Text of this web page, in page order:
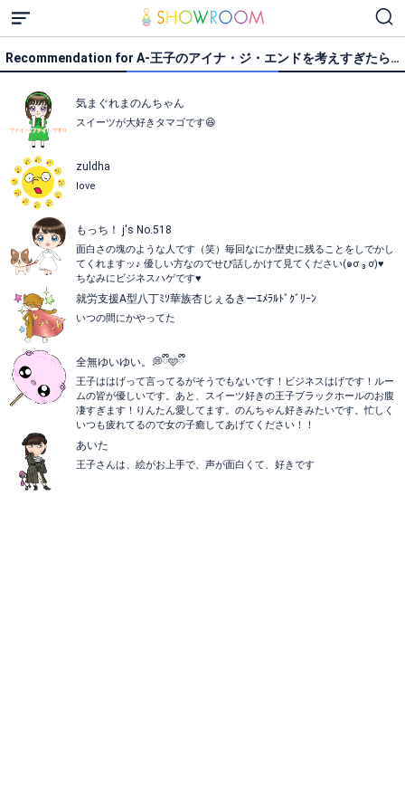
Recommendation for A-王子のアイナ・ジ・エンドを考えすぎたら…
気まぐれまのんちゃん
スイーツが大好きタマゴです😆
zuldha
love
もっち！ j's No.518
面白さの塊のような人です（笑）毎回なにか歴史に残ることをしでかし
てくれますッ♪ 優しい方なのでせび話しかけて見てください(๑ơ ₃ ơ)♥
ちなみにビジネスハゲです♥
就労支援A型八丁ﾐｿ華族杏じぇるきーｴﾒﾗﾙﾄﾞｸﾞﾘｰﾝ
いつの間にかやってた
全無ゆいゆい。💭ྀི🩵ྀི
王子ははげって言ってるがそうでもないです！ビジネスはげです！ルー
ムの皆が優しいです。あと、スイーツ好きの王子ブラックホールのお腹
凄すぎます！りんたん愛してます。のんちゃん好きみたいです。忙しく
いつも疲れてるので女の子癒してあげてください！！
あいた
王子さんは、絵がお上手で、声が面白くて、好きです